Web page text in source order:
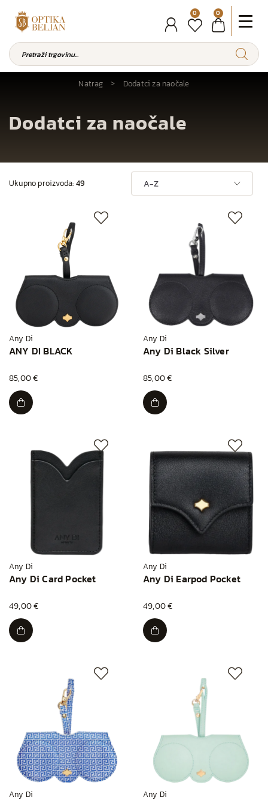
0 0
Natrag Dodatci za naočale
Dodatci za naočale
Ukupno proizvoda: 49
Any Di
ANY DI BLACK
85,00 €
Any Di
Any Di Black Silver
85,00 €
Any Di
Any Di Card Pocket
49,00 €
Any Di
Any Di Earpod Pocket
49,00 €
Any Di Any Di